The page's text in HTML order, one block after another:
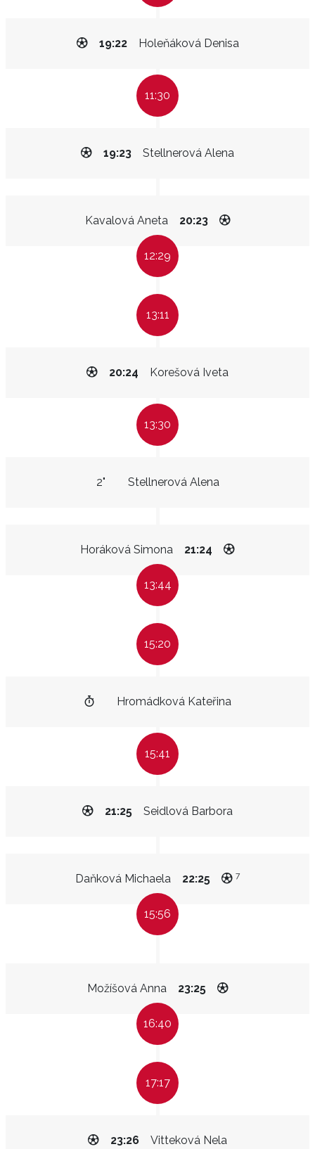
Holeňáková Denisa
19:22
11:30
Stellnerová Alena
19:23
Kavalová Aneta 20:23
12:29
13:11
Korešová Iveta
20:24
13:30
Stellnerová Alena
2"
Horáková Simona 21:24
13:44
15:20
Hromádková Kateřina
15:41
Seidlová Barbora
21:25
Daňková Michaela 22:25 7
15:56
Možíšová Anna 23:25
16:40
17:17
Vitteková Nela
23:26